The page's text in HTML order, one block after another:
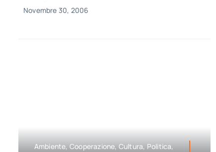
Novembre 30, 2006
Ambiente, Cooperazione, Cultura, Politica,